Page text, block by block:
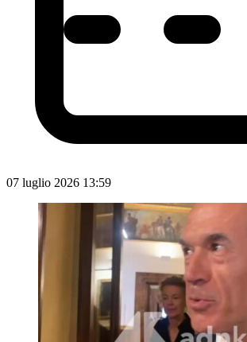
07 luglio 2026 13:59